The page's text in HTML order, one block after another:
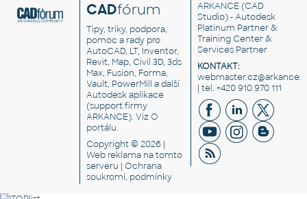
CADfórum
Tipy, triky, podpora,
pomoc a rady pro
AutoCAD, LT, Inventor,
Revit, Map, Civil 3D, 3ds
Max, Fusion, Forma,
Vault, PowerMill a další
Autodesk aplikace
(support firmy
ARKANCE). VizO
portálu.
Copyright © 2026 |
Web reklama na tomto
serveru |Ochrana
soukromí, podmínky
ARKANCE (CAD
Studio) - Autodesk
Platinum Partner &
Training Center &
Services Partner
KONTAKT:
| tel. +420 910 970 111